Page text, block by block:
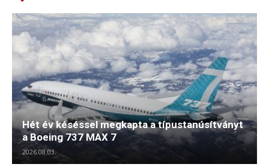
Hét év késéssel megkapta a típustanúsítványt
a Boeing 737 MAX 7
2026.08.03.